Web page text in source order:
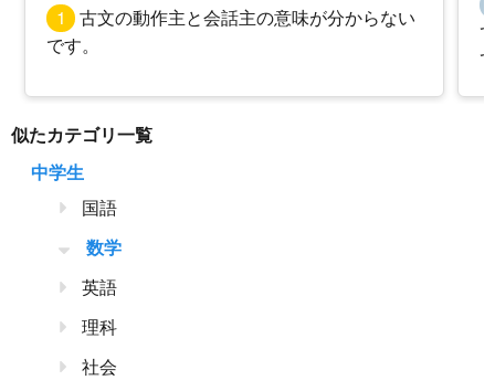
1
古文の動作主と会話主の意味が分からない
です。
似たカテゴリ一覧
中学生
国語
数学
英語
理科
社会